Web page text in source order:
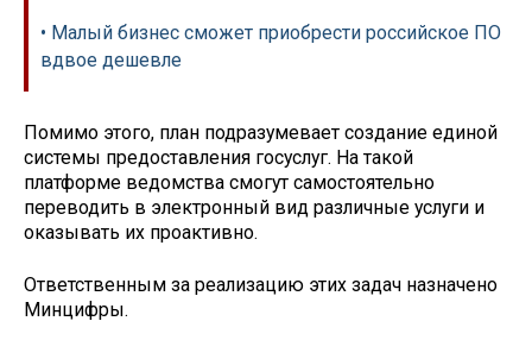
• Малый бизнес сможет приобрести российское ПО
вдвое дешевле
Помимо этого, план подразумевает создание единой
системы предоставления госуслуг. На такой
платформе ведомства смогут самостоятельно
переводить в электронный вид различные услуги и
оказывать их проактивно.
Ответственным за реализацию этих задач назначено
Минцифры.